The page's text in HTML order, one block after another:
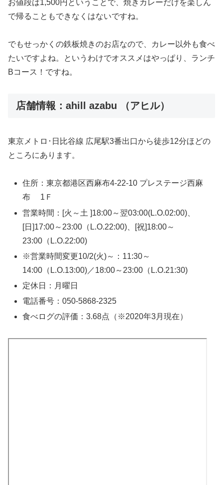
お値段は1,500円ということで、焼きカレーだけを楽しん
で帰ることもできなくはないですね。
でもせっかくの鉄板焼きのお店なので、カレー以外も食べ
たいですよね。というわけでオススメはやっぱり、ランチ
Bコース！ですね。
店舗情報：ahill azabu （アヒル）
東京メトロ･日比谷線 広尾駅3番出口から徒歩12分ほどの
ところにあります。
住所：東京都港区西麻布4-22-10 プレステージ西麻
布 1Ｆ
営業時間：[火～土 ]18:00～翌03:00(L.O.02:00)、
[日]17:00～23:00（L.O.22:00)、[祝]18:00～
23:00（L.O.22:00)
※営業時間変更10/2(火)～：11:30～
14:00（L.O.13:00)／18:00～23:00（L.O.21:30)
定休日：月曜日
電話番号：050-5868-2325
食べログの評価：3.68点（※2020年3月現在）